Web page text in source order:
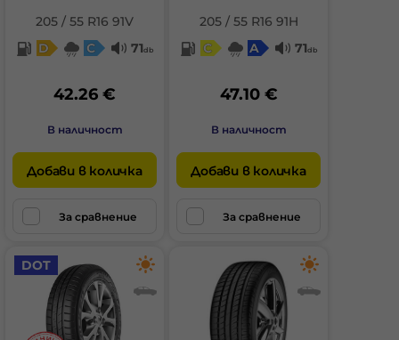
205 / 55 R16 91V
D
C 71db
42.26 €
В наличност
Добави в количка
За сравнение
205 / 55 R16 91H
C
A 71db
47.10 €
В наличност
Добави в количка
За сравнение
DOT